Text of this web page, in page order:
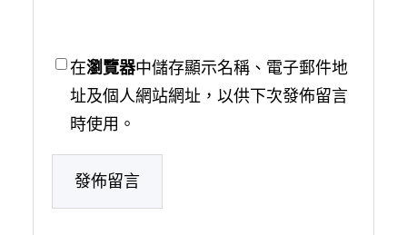
在瀏覽器中儲存顯示名稱、電子郵件地
址及個人網站網址，以供下次發佈留言
時使用。